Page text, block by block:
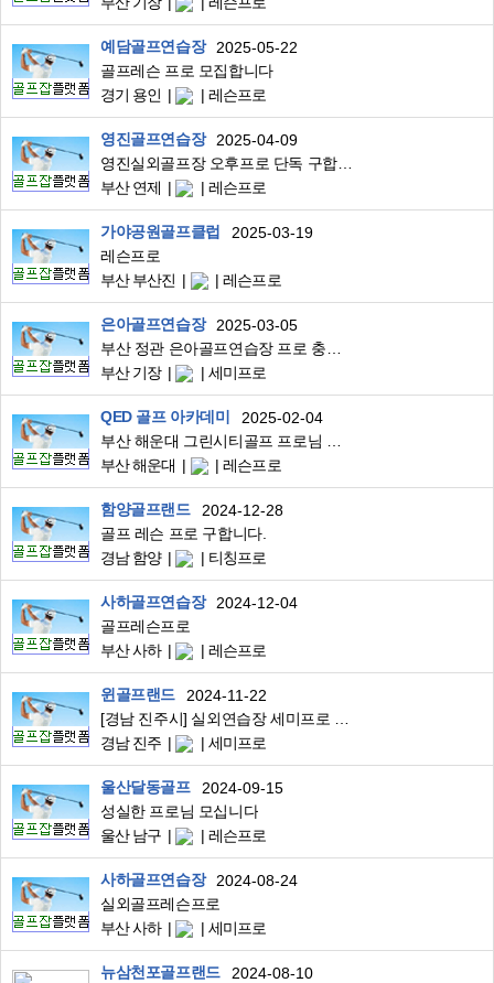
예담골프연습장
2025-05-22
골프레슨 프로 모집합니다
경기 용인
레슨프로
영진골프연습장
2025-04-09
영진실외골프장 오후프로 단독 구합니다 !
부산 연제
레슨프로
가야공원골프클럽
2025-03-19
레슨프로
부산 부산진
레슨프로
은아골프연습장
2025-03-05
부산 기장
세미프로
QED 골프 아카데미
2025-02-04
부산 해운대
레슨프로
함양골프랜드
2024-12-28
골프 레슨 프로 구합니다.
경남 함양
티칭프로
사하골프연습장
2024-12-04
골프레슨프로
부산 사하
레슨프로
윈골프랜드
2024-11-22
경남 진주
세미프로
울산달동골프
2024-09-15
성실한 프로님 모십니다
울산 남구
레슨프로
사하골프연습장
2024-08-24
실외골프레슨프로
부산 사하
세미프로
뉴삼천포골프랜드
2024-08-10